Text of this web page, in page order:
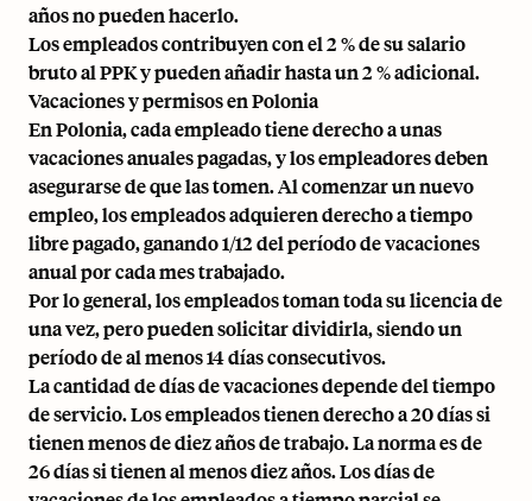
años no pueden hacerlo.
Los empleados contribuyen con el 2 % de su salario
bruto al PPK y pueden añadir hasta un 2 % adicional.
Vacaciones y permisos en Polonia
En Polonia, cada empleado tiene derecho a unas
vacaciones anuales pagadas, y los empleadores deben
asegurarse de que las tomen. Al comenzar un nuevo
empleo, los empleados adquieren derecho a tiempo
libre pagado, ganando 1/12 del período de vacaciones
anual por cada mes trabajado.
Por lo general, los empleados toman toda su licencia de
una vez, pero pueden solicitar dividirla, siendo un
período de al menos 14 días consecutivos.
La cantidad de días de vacaciones depende del tiempo
de servicio. Los empleados tienen derecho a 20 días si
tienen menos de diez años de trabajo. La norma es de
26 días si tienen al menos diez años. Los días de